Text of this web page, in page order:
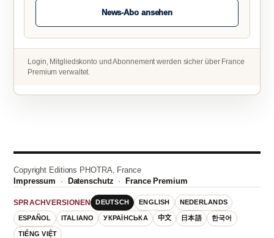
News-Abo ansehen
Login, Mitgliedskonto und Abonnement werden sicher über France
Premium verwaltet.
Copyright Editions PHOTRA, France
Impressum · Datenschutz ·France Premium
SPRACHVERSIONEN DEUTSCH ENGLISH NEDERLANDS
ESPAÑOL ITALIANO УКРАЇНСЬКА 中文 日本語 한국어
TIẾNG VIỆT